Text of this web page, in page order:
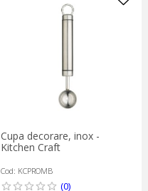
Cupa decorare, inox -
Kitchen Craft
Cod: KCPROMB
(0)